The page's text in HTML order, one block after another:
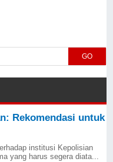
GO
Rekomendasi untuk
institusi Kepolisian
yang harus segera diata...